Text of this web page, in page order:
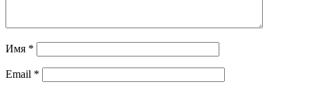
Имя *
Email *